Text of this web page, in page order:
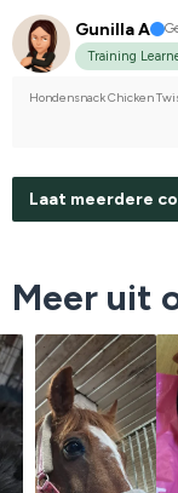
Gunilla A
Training
Hondensnack Chicken
Laat meerdere
Meer uit